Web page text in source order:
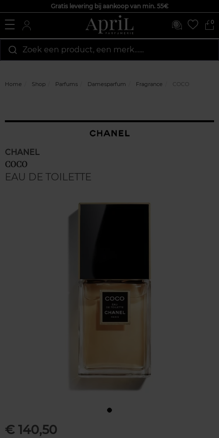
Gratis levering bij aankoop van min. 55€
0
Zoek een product, een merk…...
Home Shop Parfums Damesparfum Fragrance COCO
CHANEL
COCO
EAU DE TOILETTE
€ 140,50